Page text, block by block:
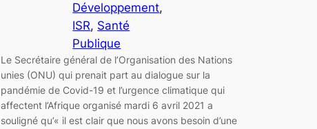
Développement
ISR, Santé
Publique
Le Secrétaire général de l’Organisation des Nations
unies (ONU) qui prenait part au dialogue sur la
pandémie de Covid-19 et l’urgence climatique qui
affectent l’Afrique organisé mardi 6 avril 2021 a
souligné qu’« il est clair que nous avons besoin d’une